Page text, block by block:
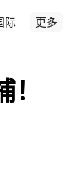
际 更多